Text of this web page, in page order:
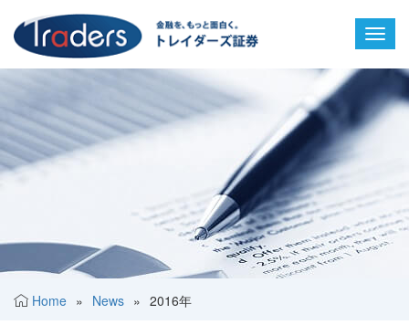
Home » News » 2016年